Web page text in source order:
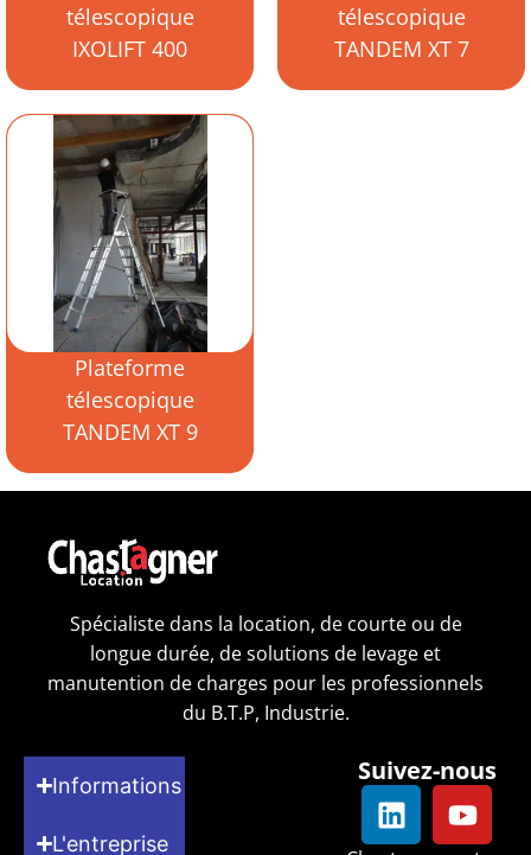
télescopique
IXOLIFT 400
télescopique
TANDEM XT 7
Plateforme
télescopique
TANDEM XT 9
Spécialiste dans la location, de courte ou de
longue durée, de solutions de levage et
manutention de charges pour les professionnels
du B.T.P, Industrie.
Informations
L'entreprise
Suivez-nous